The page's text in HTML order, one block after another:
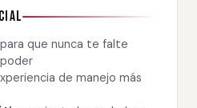
para que nunca te falte
poder
de manejo más